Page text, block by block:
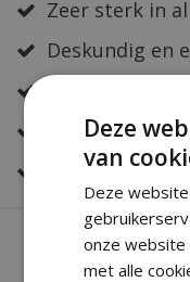
Zeer sterk in
Deskundig en
Snelle
Veilig online
Deze
van
Deze
onze
met alle